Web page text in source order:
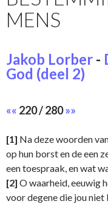
MENS
Jakob Lorber -
God (deel 2)
«« 220 / 280»»
[1] Na deze woorden
op hun borst en de een
een toespraak, en wat
[2] O waarheid, eeuwig
voor degene die jou